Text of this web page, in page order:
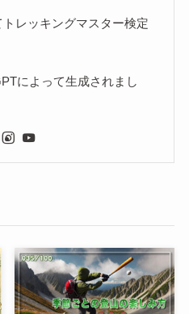
レッキングマスター検定
によって生成されまし